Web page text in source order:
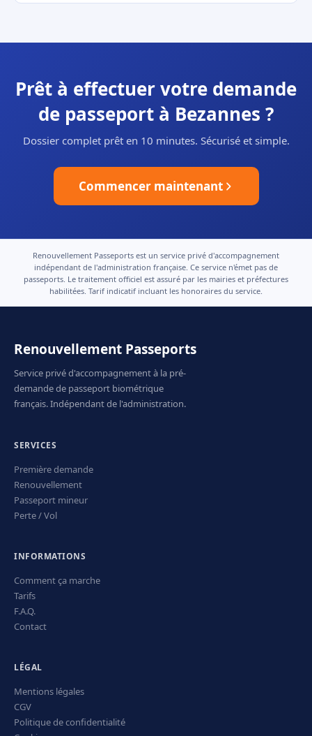
Prêt à effectuer votre demande
de passeport à Bezannes ?
Dossier complet prêt en 10 minutes. Sécurisé et simple.
Commencer maintenant
Renouvellement Passeports est un service privé d'accompagnement
indépendant de l'administration française. Ce service n'émet pas de
passeports. Le traitement officiel est assuré par les mairies et préfectures
habilitées. Tarif indicatif incluant les honoraires du service.
Renouvellement Passeports
Service privé d'accompagnement à la pré-
demande de passeport biométrique
français. Indépendant de l'administration.
SERVICES
Première demande
Renouvellement
Passeport mineur
Perte / Vol
INFORMATIONS
Comment ça marche
Tarifs
F.A.Q.
Contact
LÉGAL
Mentions légales
CGV
Politique de confidentialité